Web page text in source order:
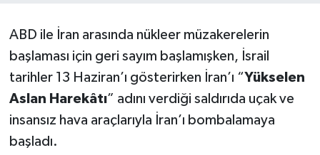
ABD ile İran arasında nükleer müzakerelerin
başlaması için geri sayım başlamışken, İsrail
tarihler 13 Haziran’ı gösterirken İran’ı “Yükselen
Aslan Harekâtı” adını verdiği saldırıda uçak ve
insansız hava araçlarıyla İran’ı bombalamaya
başladı.
ÖZEL HABER
SAĞLIK
SPOR
TARİH